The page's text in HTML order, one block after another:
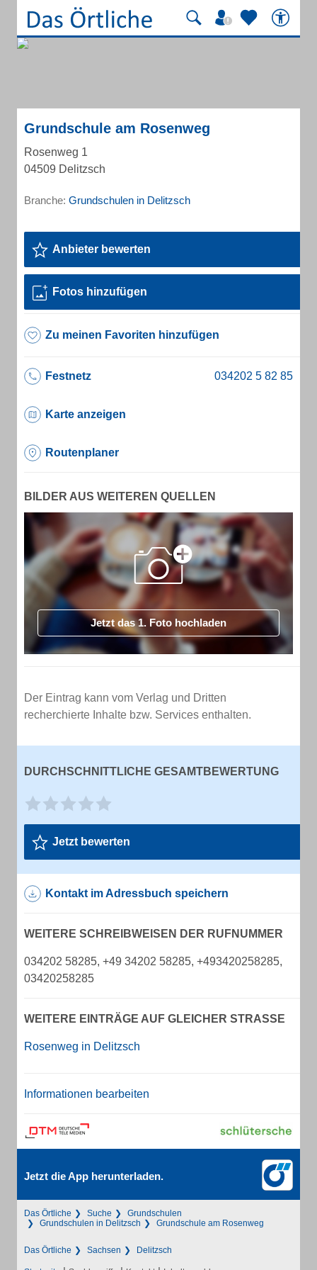
Grundschule am Rosenweg
Rosenweg 1
04509 Delitzsch
Branche: Grundschulen in Delitzsch
Anbieter bewerten
Fotos hinzufügen
Zu meinen Favoriten hinzufügen
Festnetz
Karte anzeigen
Routenplaner
BILDER AUS WEITEREN QUELLEN
Jetzt das 1. Foto hochladen
Der Eintrag kann vom Verlag und Dritten
recherchierte Inhalte bzw. Services enthalten.
DURCHSCHNITTLICHE GESAMTBEWERTUNG
Jetzt bewerten
Kontakt im Adressbuch speichern
WEITERE SCHREIBWEISEN DER RUFNUMMER
034202 58285, +49 34202 58285, +493420258285,
03420258285
WEITERE EINTRÄGE AUF GLEICHER STRASSE
Rosenweg in Delitzsch
Informationen bearbeiten
Jetzt die App herunterladen.
Das Örtliche Suche
Grundschulen
Grundschulen in Delitzsch
Grundschule am Rosenweg
Das Örtliche Sachsen Delitzsch